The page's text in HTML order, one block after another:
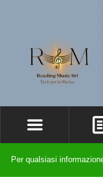
ACCEDI
REGISTRATI
Per qualsiasi